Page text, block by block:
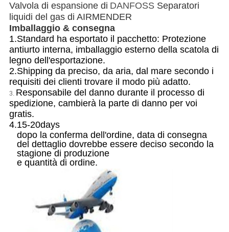
Valvola di espansione di DANFOSS Separatori
liquidi del gas di AIRMENDER
Imballaggio & consegna
1.Standard ha esportato il pacchetto: Protezione
antiurto interna, imballaggio esterno della scatola di
legno dell'esportazione.
2.Shipping da preciso, da aria, dal mare secondo i
requisiti dei clienti trovare il modo più adatto.
3. Responsabile del danno durante il processo di
spedizione, cambierà la parte di danno per voi
gratis.
4.15-20days
dopo la conferma dell'ordine, data di consegna
del dettaglio dovrebbe essere deciso secondo la
stagione di produzione
e quantità di ordine.